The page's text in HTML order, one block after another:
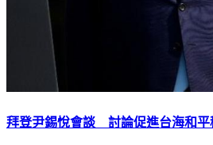
拜登尹錫悅會談 討論促進台海和平